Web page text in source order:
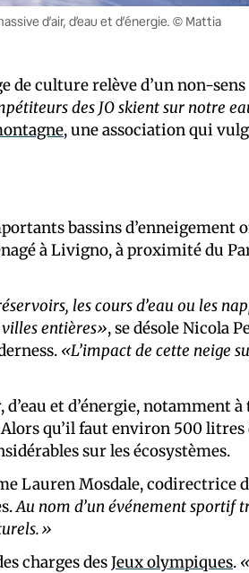
d’air, d’eau et d’énergie. © Mattia
de culture relève d’un non-sens
des JO skient sur notre
, une association qui
bassins d’enneigement
à Livigno, à proximité du
les cours d’eau ou les
entières», se désole Nicola
«L’impact de cette neige
et d’énergie, notamment
qu’il faut environ 500 litres
sur les écosystèmes.
Lauren Mosdale, codirectrice
Au nom d’un événement sportif
charges desJeux olympiques.